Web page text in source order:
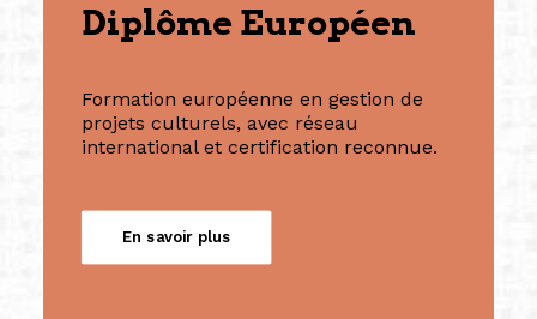
Diplôme Européen
Formation européenne en gestion de
projets culturels, avec réseau
international et certification reconnue.
En savoir plus